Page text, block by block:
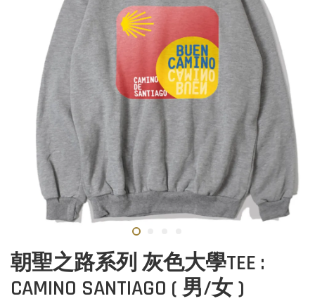
朝聖之路系列 灰色大學TEE :
CAMINO SANTIAGO ( 男/女 )